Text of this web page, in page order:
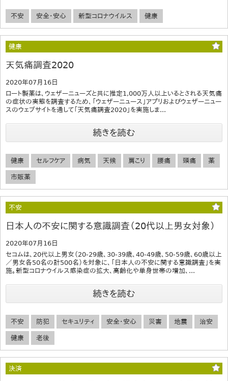
不安 安全・安心 新型コロナウイルス 健康
健康
天気痛調査2020
2020年07月16日
ロート製薬は、ウェザーニューズと共に推定1,000万人以上いるとされる天気痛
の症状の実態を調査するため、「ウェザーニュース」アプリおよびウェザーニュー
スのウェブサイトを通して「天気痛調査2020」を実施しま...
続きを読む
健康 セルフケア 病気 天候 肩こり 腰痛 頭痛 薬
市販薬
不安
日本人の不安に関する意識調査（20代以上男女対象）
2020年07月16日
セコムは、20代以上男女（20-29歳、30-39歳、40-49歳、50-59歳、60歳以上
／男女各50名の計500名）を対象に、「日本人の不安に関する意識調査」を実
施。新型コロナウイルス感染症の拡大、高齢化や単身世帯の増加、...
続きを読む
不安 防犯 セキュリティ 安全・安心 災害 地震 治安
健康 老後
決済